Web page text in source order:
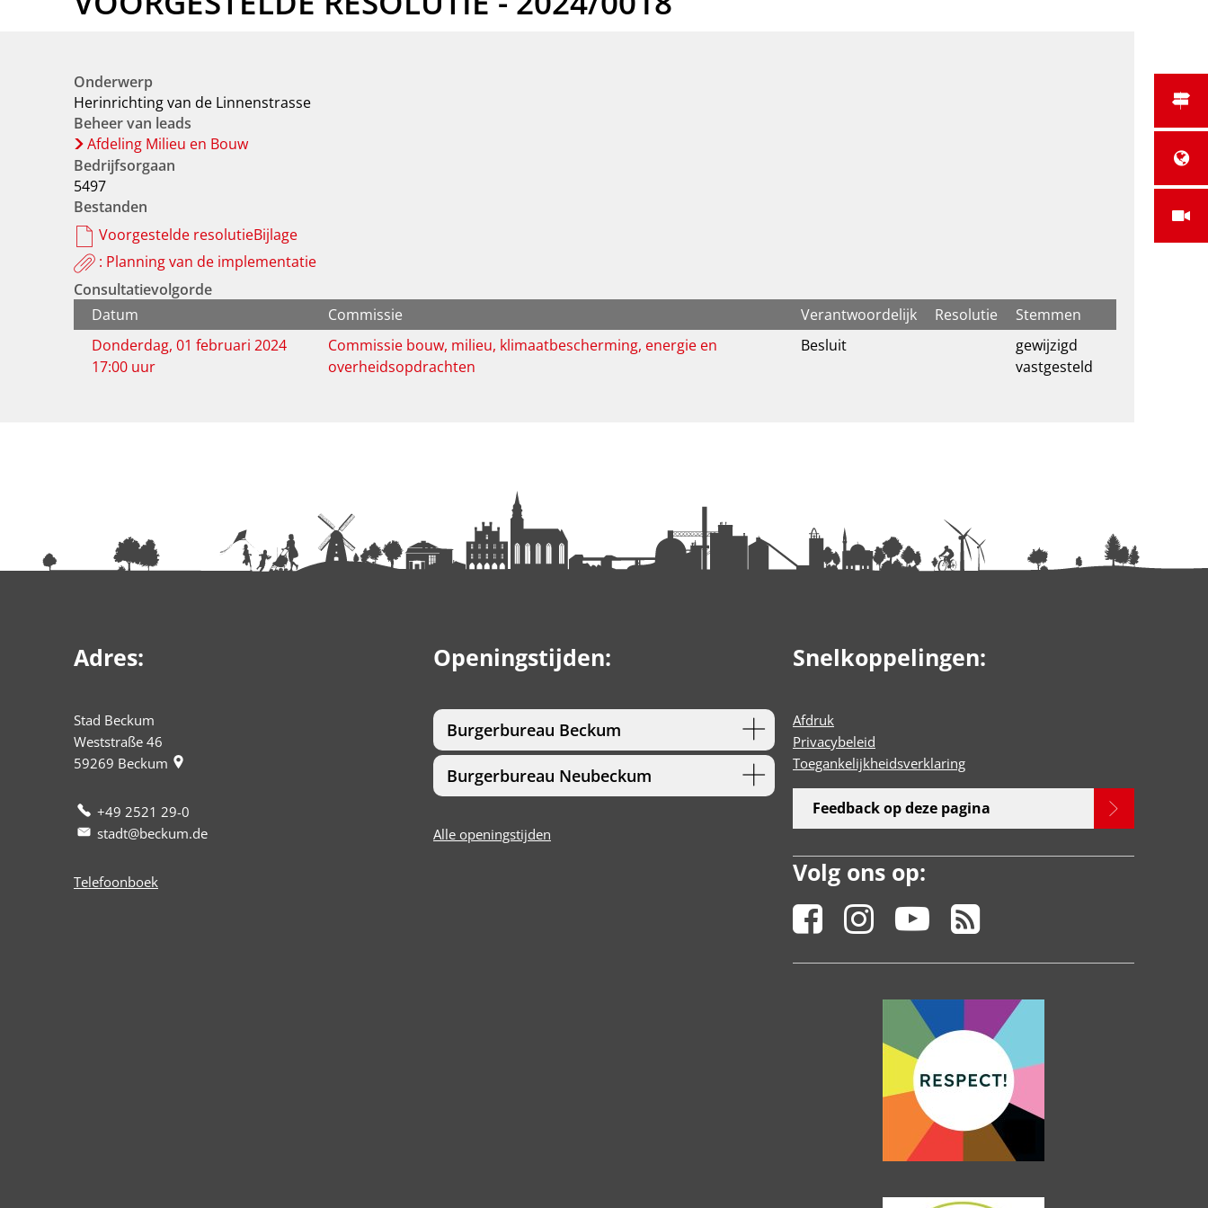
Onderwerp
Herinrichting van de Linnenstrasse
Beheer van leads
Afdeling Milieu en Bouw
Bedrijfsorgaan
5497
Bestanden
Voorgestelde resolutieBijlage
: Planning van de implementatie
Consultatievolgorde
Datum
Commissie Verantwoordelijk Resolutie
Stemmen
Donderdag, 01 februari 2024
17:00 uur
Commissie bouw, milieu, klimaatbescherming, energie en
overheidsopdrachten
Besluit
gewijzigd
vastgesteld
Adres:
Stad Beckum
Weststraße 46
59269 Beckum
+49 2521 29-0
stadt@beckum.de
Telefoonboek
Openingstijden:
Burgerbureau Beckum
Burgerbureau Neubeckum
Alle openingstijden
Snelkoppelingen:
Afdruk
Privacybeleid
Toegankelijkheidsverklaring
Feedback op deze pagina
Volg ons op: